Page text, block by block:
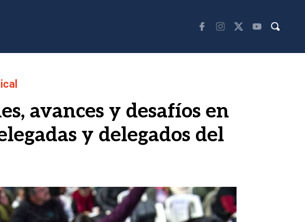
avances y desafíos en
y delegados del